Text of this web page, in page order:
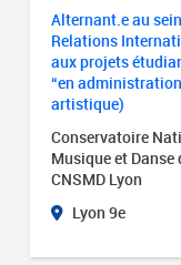
Alternant.e au
Relations
aux projets
“en
artistique)
Conservatoire
Musique et Danse
CNSMD Lyon
Lyon 9e